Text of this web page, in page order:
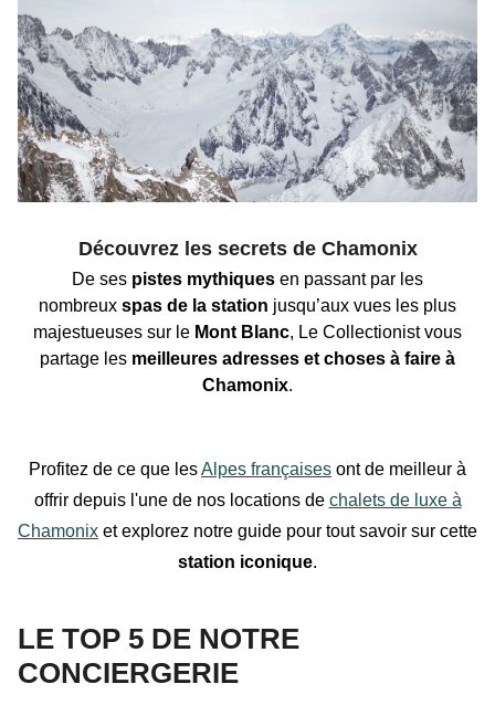
Découvrez les secrets de Chamonix
De ses pistes mythiques en passant par les
nombreux spas de la station jusqu’aux vues les plus
majestueuses sur le Mont Blanc, Le Collectionist vous
partage les meilleures adresses et choses à faire à
Chamonix.
Profitez de ce que lesAlpes françaises ont de meilleur à
offrir depuis l'une de nos locations de chalets de luxe à
Chamonix et explorez notre guide pour tout savoir sur cette
station iconique.
LE TOP 5 DE NOTRE
CONCIERGERIE